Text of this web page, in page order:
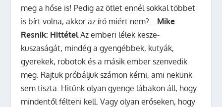
meg a hőse is! Pedig az ötlet ennél sokkal többet
is bírt volna, akkor az író miért nem?… Mike
Resnik: HittételAz emberi lélek kesze-
kuszaságát, mindég a gyengébbek, kutyák,
gyerekek, robotok és a másik ember szenvedik
meg. Rajtuk próbáljuk számon kérni, ami nekünk
sem tiszta. Hitünk olyan gyenge lábakon áll, hogy
mindentől félteni kell. Vagy olyan erőseken, hogy